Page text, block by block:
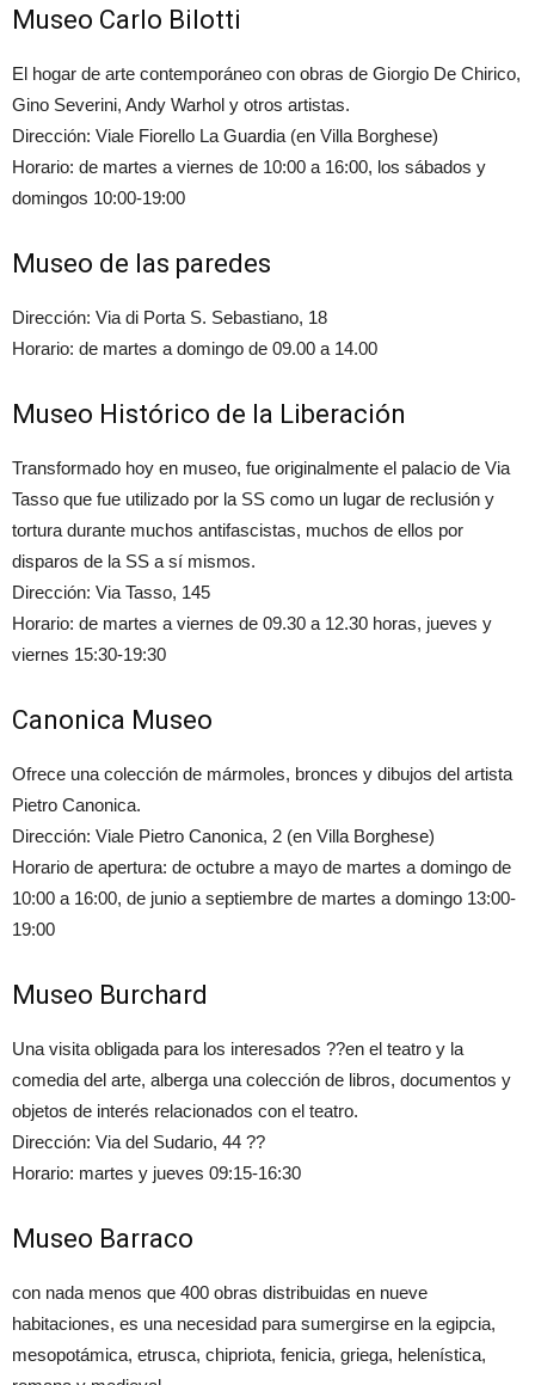
Museo Carlo Bilotti
El hogar de arte contemporáneo con obras de Giorgio De Chirico,
Gino Severini, Andy Warhol y otros artistas.
Dirección: Viale Fiorello La Guardia (en Villa Borghese)
Horario: de martes a viernes de 10:00 a 16:00, los sábados y
domingos 10:00-19:00
Museo de las paredes
Dirección: Via di Porta S. Sebastiano, 18
Horario: de martes a domingo de 09.00 a 14.00
Museo Histórico de la Liberación
Transformado hoy en museo, fue originalmente el palacio de Via
Tasso que fue utilizado por la SS como un lugar de reclusión y
tortura durante muchos antifascistas, muchos de ellos por
disparos de la SS a sí mismos.
Dirección: Via Tasso, 145
Horario: de martes a viernes de 09.30 a 12.30 horas, jueves y
viernes 15:30-19:30
Canonica Museo
Ofrece una colección de mármoles, bronces y dibujos del artista
Pietro Canonica.
Dirección: Viale Pietro Canonica, 2 (en Villa Borghese)
Horario de apertura: de octubre a mayo de martes a domingo de
10:00 a 16:00, de junio a septiembre de martes a domingo 13:00-
19:00
Museo Burchard
Una visita obligada para los interesados ??en el teatro y la
comedia del arte, alberga una colección de libros, documentos y
objetos de interés relacionados con el teatro.
Dirección: Via del Sudario, 44 ??
Horario: martes y jueves 09:15-16:30
Museo Barraco
con nada menos que 400 obras distribuidas en nueve
habitaciones, es una necesidad para sumergirse en la egipcia,
mesopotámica, etrusca, chipriota, fenicia, griega, helenística,